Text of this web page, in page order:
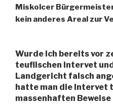
Miskolcer
kein anderes Areal zur
Wurde ich bereits vor
teuflischen Intervet
Landgericht falsch
hatte man die Intervet
massenhaften